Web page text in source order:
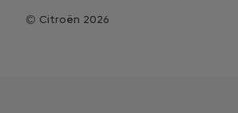
Citroën 2026